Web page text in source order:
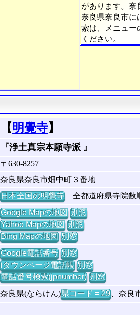
があります。奈
奈良県奈良市に
索は、メニュー
ください。
【明覺寺】
『浄土真宗本願寺派 』
〒630-8257
奈良県奈良市畑中町３番地
日本全国の明覺寺全都道府県寺院数
Google Mapの地図 別窓
Yahoo Mapの地図 別窓
Bing Mapの地図 別窓
Google電話番号 別窓
iタウンページ電話帳 別窓
電話番号検索(jpnumber) 別窓
奈良県(ならけん)県コード = 29、奈良